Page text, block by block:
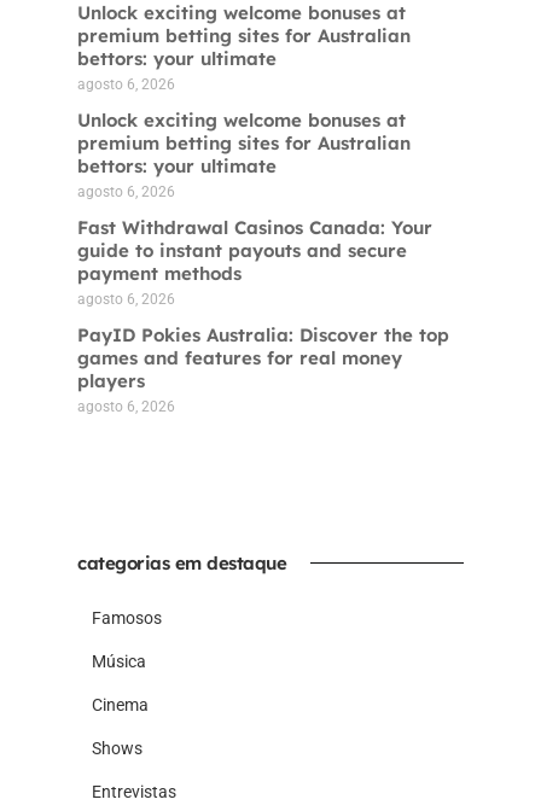
Unlock exciting welcome bonuses at
premium betting sites for Australian
bettors: your ultimate
agosto 6, 2026
Unlock exciting welcome bonuses at
premium betting sites for Australian
bettors: your ultimate
agosto 6, 2026
Fast Withdrawal Casinos Canada: Your
guide to instant payouts and secure
payment methods
agosto 6, 2026
PayID Pokies Australia: Discover the top
games and features for real money
players
agosto 6, 2026
categorias em destaque
Famosos
Música
Cinema
Shows
Entrevistas